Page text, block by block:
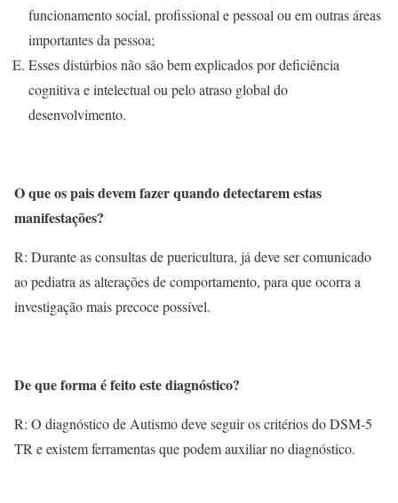
funcionamento social, profissional e pessoal ou em outras áreas
importantes da pessoa;
Esses distúrbios não são bem explicados por deficiência
cognitiva e intelectual ou pelo atraso global do
desenvolvimento.
O que os pais devem fazer quando detectarem estas
manifestações?
R: Durante as consultas de puericultura, já deve ser comunicado
ao pediatra as alterações de comportamento, para que ocorra a
investigação mais precoce possível.
De que forma é feito este diagnóstico?
R: O diagnóstico de Autismo deve seguir os critérios do DSM-5
TR e existem ferramentas que podem auxiliar no diagnóstico.